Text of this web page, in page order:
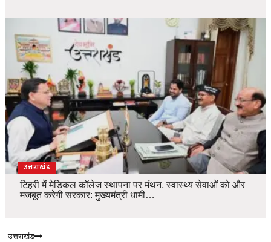
उत्तराखंड
टिहरी में मेडिकल कॉलेज स्थापना पर मंथन, स्वास्थ्य सेवाओं को और
मजबूत करेगी सरकार: मुख्यमंत्री धामी…
उत्तराखंड